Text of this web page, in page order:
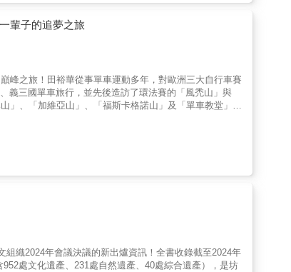
中尋得力量，如何在喧囂中回歸簡樸。同時也邀請每一
中發現神聖。✨特別推薦給──→ 希望在朝聖路上獲得靈
標」的尋路者→ 渴望在日常中發現神聖的現代人✨各界
感悟推薦「這不只是地域的移動，更是靈魂的轉
──陳建仁．前副總統、中研院院士「旅程的終點不只是
神科醫師「一本很好的社會學考指南，對我們提出生活
、一位信仰者，如何把行腳化為祈禱，把醫療化為信仰
而是透過走上朝聖之路，帶出信仰和生命的反省。」──
輩子的追夢之旅
峰之旅！田裕華從事單車運動多年，對歐洲三大自行車賽
義三國單車旅行，並先後造訪了環法賽的「風禿山」與
」、「加維亞山」、「福斯卡格諾山」及「單車教堂」。
壯舉。2018年，田裕華又花了五年的時間，細細記錄
百年來三大賽的名人軼事與趣聞；單車旅行必備的路線
義、西的山巔，欣賞單車旅行的極致美景，讀者只要按圖
旅行的世界。」——謝綸，《輪現法國》單車旅遊書作者
辦人兼總經理郭彥均｜主持人黃顯熙｜自行車教練 謝
特色1.影片：八座經典山路空拍影片，身歷其境的歐洲
的名人軼事與趣聞。4.指南：路線安排、交通銜接方
2024年會議決議的新出爐資訊！全書收錄截至2024年
處文化遺產、231處自然遺產、40處綜合遺產），是坊